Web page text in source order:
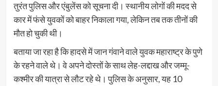
तुरंत पुलिस और एंबुलेंस को सूचना दी। स्थानीय लोगों की मदद से
कार में फंसे युवकों को बाहर निकाला गया, लेकिन तब तक तीनों की
मौत हो चुकी थी।
बताया जा रहा है कि हादसे में जान गंवाने वाले युवक महाराष्ट्र के पुणे
के रहने वाले थे। वे अपने दोस्तों के साथ लेह-लद्दाख और जम्मू-
कश्मीर की यात्रा से लौट रहे थे। पुलिस के अनुसार, यह 10